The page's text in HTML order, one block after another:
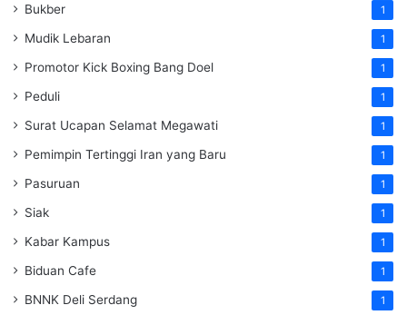
Bukber 1
Mudik Lebaran 1
Promotor Kick Boxing Bang Doel 1
Peduli 1
Surat Ucapan Selamat Megawati 1
Pemimpin Tertinggi Iran yang Baru 1
Pasuruan 1
Siak 1
Kabar Kampus 1
Biduan Cafe 1
BNNK Deli Serdang 1